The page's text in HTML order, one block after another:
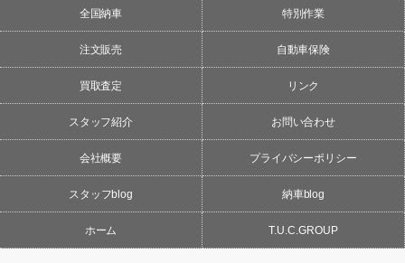
全国納車 特別作業
注文販売 自動車保険
買取査定 リンク
スタッフ紹介 お問い合わせ
会社概要 プライバシーポリシー
スタッフblog 納車blog
ホーム T.U.C.GROUP